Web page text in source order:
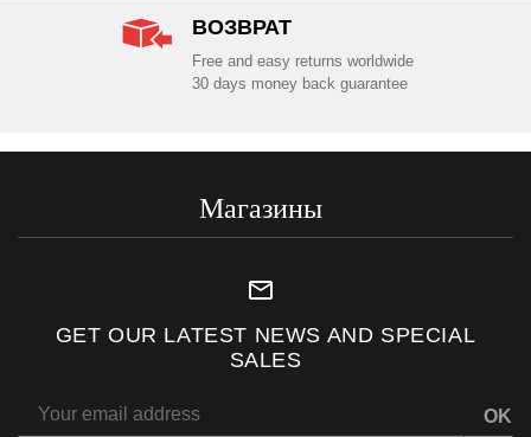
ВОЗВРАТ
Free and easy returns worldwide
30 days money back guarantee
Магазины
mail_outline
GET OUR LATEST NEWS AND SPECIAL
SALES
OK